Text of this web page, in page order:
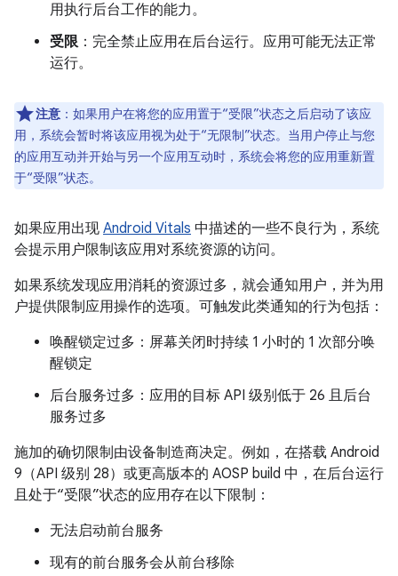
用执行后台工作的能力。
受限：完全禁止应用在后台运行。应用可能无法正常
运行。
注意 ：如果用户在将您的应用置于“受限”状态之后启动了该应
用，系统会暂时将该应用视为处于“无限制”状态。当用户停止与您
的应用互动并开始与另一个应用互动时，系统会将您的应用重新置
于“受限”状态。
如果应用出现 Android Vitals 中描述的一些不良行为，系统
会提示用户限制该应用对系统资源的访问。
如果系统发现应用消耗的资源过多，就会通知用户，并为用
户提供限制应用操作的选项。可触发此类通知的行为包括：
唤醒锁定过多：屏幕关闭时持续 1 小时的 1 次部分唤
醒锁定
后台服务过多：应用的目标 API 级别低于 26 且后台
服务过多
施加的确切限制由设备制造商决定。例如，在搭载 Android
9（API 级别 28）或更高版本的 AOSP build 中，在后台运行
且处于“受限”状态的应用存在以下限制：
无法启动前台服务
现有的前台服务会从前台移除